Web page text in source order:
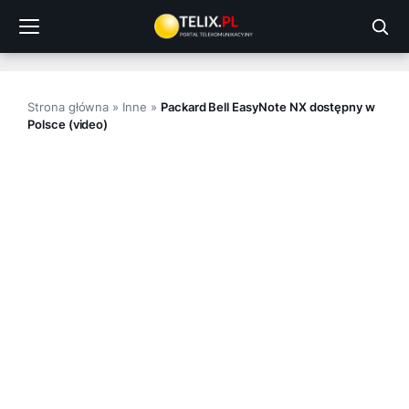
treści
Strona główna » Inne » Packard Bell EasyNote NX dostępny w
Polsce (video)